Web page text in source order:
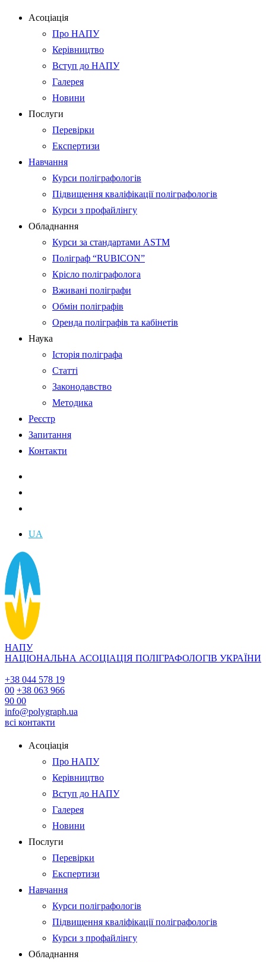
Асоціація
Про НАПУ
Керівництво
Вступ до НАПУ
Галерея
Новини
Послуги
Перевірки
Експертизи
Навчання
Курси поліграфологів
Підвищення кваліфікації поліграфологів
Курси з профайлінгу
Обладнання
Курси за стандартами ASTM
Поліграф “RUBICON”
Крісло поліграфолога
Вживані поліграфи
Обмін поліграфів
Оренда поліграфів та кабінетів
Наука
Історія поліграфа
Статті
Законодавство
Методика
Реєстр
Запитання
Контакти
UA
НАПУ
НАЦІОНАЛЬНА АСОЦІАЦІЯ ПОЛІГРАФОЛОГІВ УКРАЇНИ
+38 044 578 19
00 +38 063 966
90 00
info@polygraph.ua
всі контакти
Асоціація
Про НАПУ
Керівництво
Вступ до НАПУ
Галерея
Новини
Послуги
Перевірки
Експертизи
Навчання
Курси поліграфологів
Підвищення кваліфікації поліграфологів
Курси з профайлінгу
Обладнання